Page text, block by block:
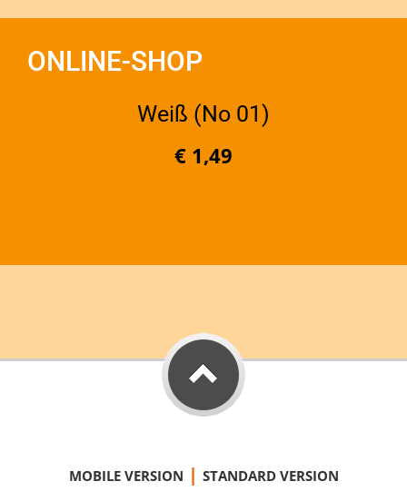
ONLINE-SHOP
Weiß (No 01)
€ 1,49
MOBILE VERSION | STANDARD VERSION